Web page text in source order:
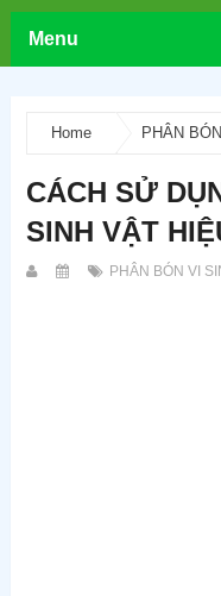
Menu
Home PHÂN
CÁCH SỬ
SINH VẬT
PHÂN BÓN VI